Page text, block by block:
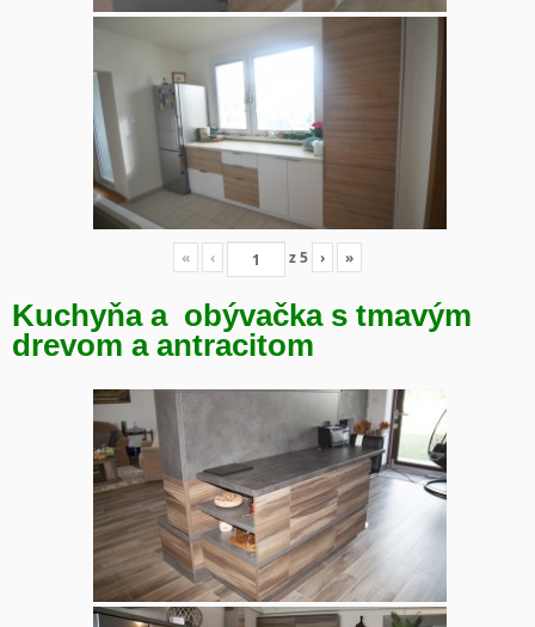
« ‹ z5 › »
Kuchyňa a obývačka s tmavým
drevom a antracitom